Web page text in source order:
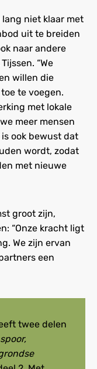
lang niet klaar met
uit te breiden
naar andere
“We
willen die
te voegen.
met lokale
meer mensen
ook bewust dat
wordt, zodat
met nieuwe
groot zijn,
“Onze kracht ligt
We zijn ervan
een
twee delen